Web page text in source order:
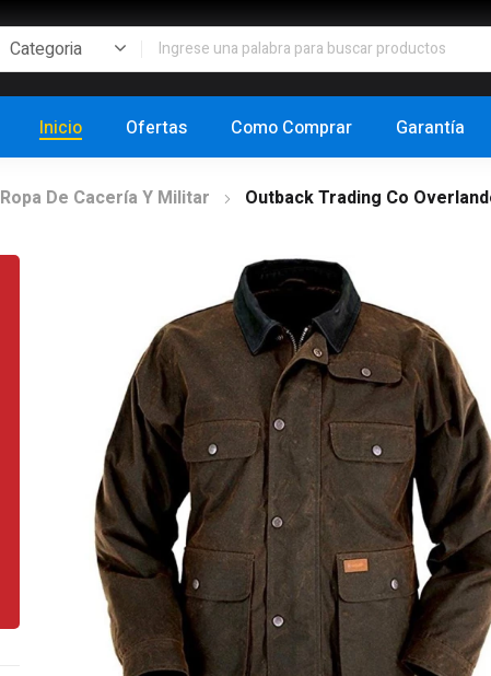
Inicio Ofertas Como Comprar Garantía
Ropa De Cacería Y Militar Outback Trading Co